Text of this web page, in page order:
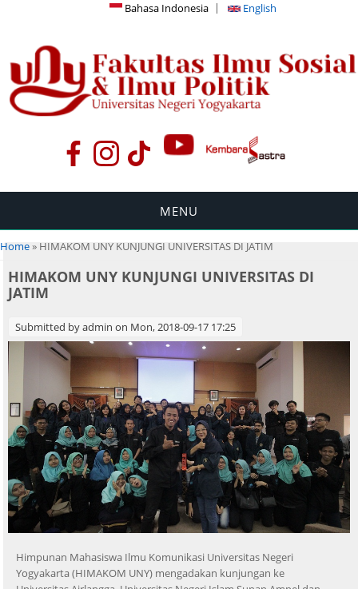
Bahasa Indonesia English
MENU
You are here
Home» HIMAKOM UNY KUNJUNGI UNIVERSITAS DI JATIM
HIMAKOM UNY KUNJUNGI UNIVERSITAS DI
JATIM
Submitted byadmin on Mon, 2018-09-17 17:25
Himpunan Mahasiswa Ilmu Komunikasi Universitas Negeri
Yogyakarta (HIMAKOM UNY) mengadakan kunjungan ke